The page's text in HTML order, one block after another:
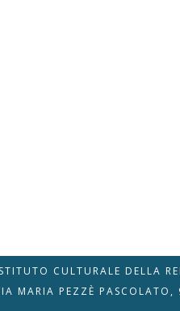
CULTURALE DELLA
MARIA PEZZÈGrande